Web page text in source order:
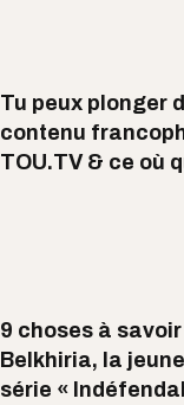
Tu peux plonger
contenu
TOU.TV & ce où
9 choses à
Belkhiria, la
série «